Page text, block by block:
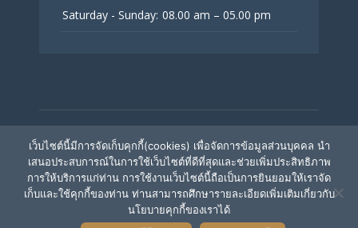
Saturday - Sunday: 08.00 am – 05.00 pm
© V Fertility Thailand
ติดตามเรา
เว็บไซต์นี้มีการจัดเก็บคุกกี้(cookies) เพื่อจัดการข้อมูลส่วนบุคคล นำ
เสนอประสบการณ์ในการใช้เว็บไซต์ที่ดีที่สุดและช่วยเพิ่มประสิทธิภาพ
การให้บริการแก่ท่าน การใช้งานเว็บไซต์นี้ถือเป็นการยินยอมให้เราจัด
เก็บและใช้คุกกี้ของท่าน ท่านสามารถศึกษารายละเอียดเพิ่มเติมเกี่ยวกับ
นโยบายคุกกี้ของเราได้